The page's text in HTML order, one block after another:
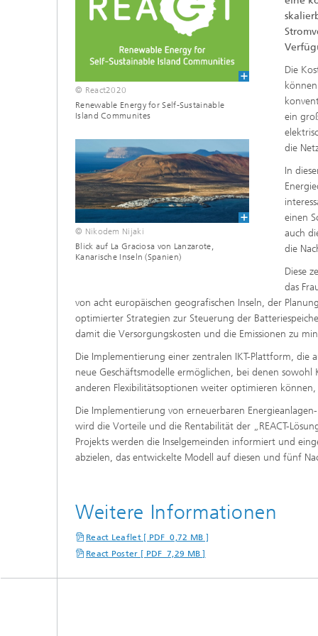
© React2020
Renewable Energy for Self-Sustainable
Island Communites
© Nikodem Nijaki
Blick auf La Graciosa von Lanzarote,
Kanarische Inseln (Spanien)
Die
ein
die
In
einen
auch
die
Diese
das
von acht europäischen geografischen Inseln, der
optimierter Strategien zur Steuerung der
damit die Versorgungskosten und die Emissionen zu
Die Implementierung einer zentralen IKT-Plattform, die
neue Geschäftsmodelle ermöglichen, bei denen
anderen Flexibilitätsoptionen weiter optimieren können,
Die Implementierung von erneuerbaren
wird die Vorteile und die Rentabilität der „REACT-
Projekts werden die Inselgemeinden informiert und
abzielen, das entwickelte Modell auf diesen und fünf
Weitere Informationen
React Leaflet [ PDF 0,72 MB ]
React Poster [ PDF 7,29 MB ]